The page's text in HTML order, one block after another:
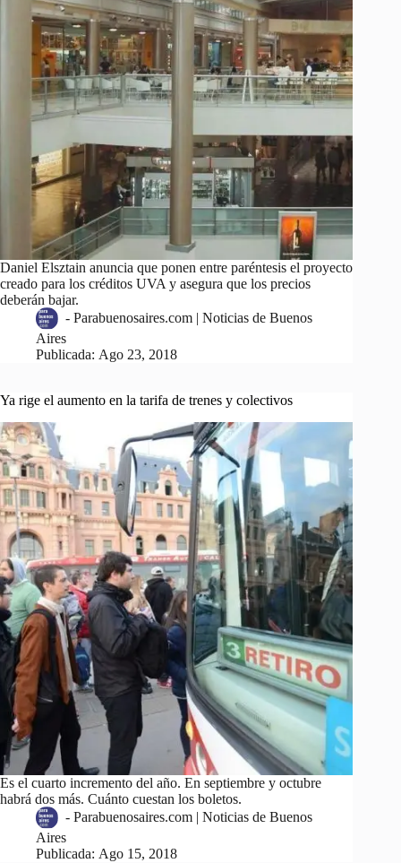
Daniel Elsztain anuncia que ponen entre paréntesis el proyecto
creado para los créditos UVA y asegura que los precios
deberán bajar.
- Parabuenosaires.com | Noticias de Buenos
Aires
Publicada: Ago 23, 2018
Ya rige el aumento en la tarifa de trenes y colectivos
Es el cuarto incremento del año. En septiembre y octubre
habrá dos más. Cuánto cuestan los boletos.
- Parabuenosaires.com | Noticias de Buenos
Aires
Publicada: Ago 15, 2018